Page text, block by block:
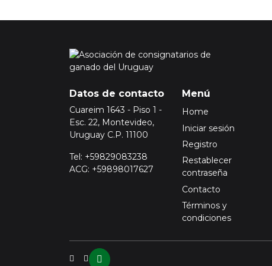
Datos de contacto
Cuareim 1643 - Piso 1 -
Esc. 22, Montevideo,
Uruguay C.P. 11100
Tel: +59829083238
ACG: +59898017627
Menú
Home
Iniciar sesión
Registro
Restablecer
contraseña
Contacto
Términos y
condiciones